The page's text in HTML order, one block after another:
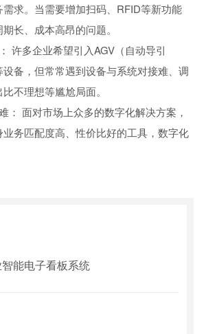
求。当需要增加扫码、RFID等新功能
长、成本高昂的问题。
许多企业希望引入AGV（自动导引
备，但常常遇到设备与系统对接难、调
不理想等尴尬局面。
： 面对市场上众多的数字化解决方案，
务匹配度高、性价比好的工具，数字化
能电子看板系统